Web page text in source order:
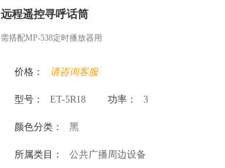
远程遥控寻呼话筒
需搭配MP-538定时播放器用
价格： 请咨询客服
型号： ET-5R18 功率： 3
颜色分类： 黑
所属类目： 公共广播周边设备